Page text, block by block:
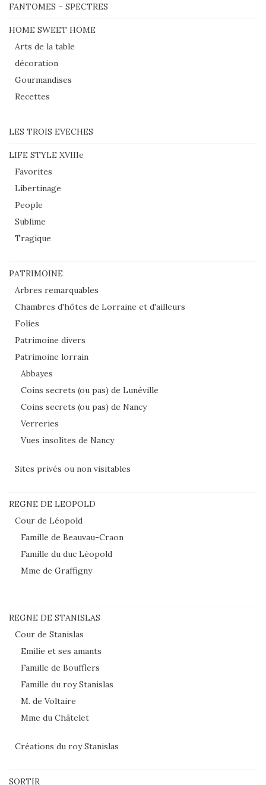
FANTOMES – SPECTRES
HOME SWEET HOME
Arts de la table
décoration
Gourmandises
Recettes
LES TROIS EVECHES
LIFE STYLE XVIIIe
Favorites
Libertinage
People
Sublime
Tragique
PATRIMOINE
Arbres remarquables
Chambres d'hôtes de Lorraine et d'ailleurs
Folies
Patrimoine divers
Patrimoine lorrain
Abbayes
Coins secrets (ou pas) de Lunéville
Coins secrets (ou pas) de Nancy
Verreries
Vues insolites de Nancy
Sites privés ou non visitables
REGNE DE LEOPOLD
Cour de Léopold
Famille de Beauvau-Craon
Famille du duc Léopold
Mme de Graffigny
REGNE DE STANISLAS
Cour de Stanislas
Emilie et ses amants
Famille de Boufflers
Famille du roy Stanislas
M. de Voltaire
Mme du Châtelet
Créations du roy Stanislas
SORTIR